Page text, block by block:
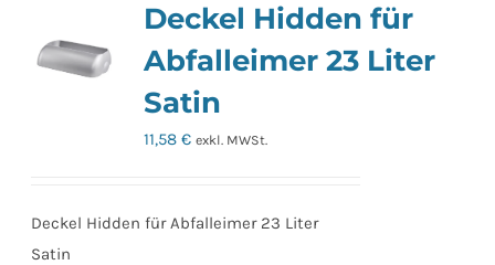
Deckel Hidden für
Abfalleimer 23 Liter
Satin
11,58€ exkl. MWSt.
Deckel Hidden für Abfalleimer 23 Liter
Satin